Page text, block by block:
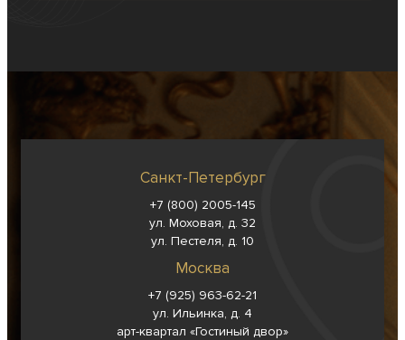
Санкт-Петербург
+7 (800) 2005-145
ул. Моховая, д. 32
ул. Пестеля, д. 10
Москва
+7 (925) 963-62-21
ул. Ильинка, д. 4
арт-квартал «Гостиный двор»